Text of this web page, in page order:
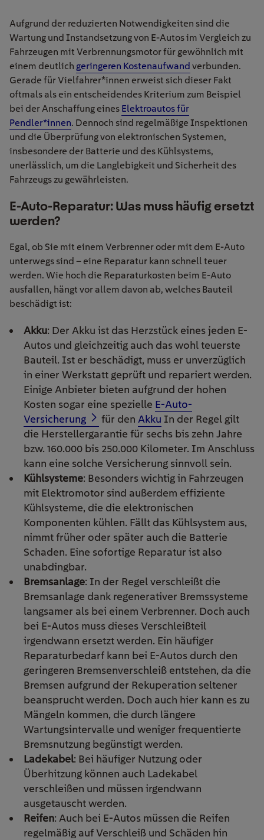
Aufgrund der reduzierten Notwendigkeiten sind die
Wartung und Instandsetzung von E-Autos im Vergleich zu
Fahrzeugen mit Verbrennungsmotor für gewöhnlich mit
einem deutlich geringeren Kostenaufwand verbunden.
Gerade für Vielfahrer*innen erweist sich dieser Fakt
oftmals als ein entscheidendes Kriterium zum Beispiel
bei der Anschaffung eines Elektroautos für
Pendler*innen. Dennoch sind regelmäßige Inspektionen
und die Überprüfung von elektronischen Systemen,
insbesondere der Batterie und des Kühlsystems,
unerlässlich, um die Langlebigkeit und Sicherheit des
Fahrzeugs zu gewährleisten.
E-Auto-Reparatur: Was muss häufig ersetzt
werden?
Egal, ob Sie mit einem Verbrenner oder mit dem E-Auto
unterwegs sind – eine Reparatur kann schnell teuer
werden. Wie hoch die Reparaturkosten beim E-Auto
ausfallen, hängt vor allem davon ab, welches Bauteil
beschädigt ist:
Akku: Der Akku ist das Herzstück eines jeden E-
Autos und gleichzeitig auch das wohl teuerste
Bauteil. Ist er beschädigt, muss er unverzüglich
in einer Werkstatt geprüft und repariert werden.
Einige Anbieter bieten aufgrund der hohen
Kosten sogar eine spezielle E-Auto-
Versicherung
für den Akku In der Regel gilt
die Herstellergarantie für sechs bis zehn Jahre
bzw. 160.000 bis 250.000 Kilometer. Im Anschluss
kann eine solche Versicherung sinnvoll sein.
Kühlsysteme: Besonders wichtig in Fahrzeugen
mit Elektromotor sind außerdem effiziente
Kühlsysteme, die die elektronischen
Komponenten kühlen. Fällt das Kühlsystem aus,
nimmt früher oder später auch die Batterie
Schaden. Eine sofortige Reparatur ist also
unabdingbar.
Bremsanlage: In der Regel verschleißt die
Bremsanlage dank regenerativer Bremssysteme
langsamer als bei einem Verbrenner. Doch auch
bei E-Autos muss dieses Verschleißteil
irgendwann ersetzt werden. Ein häufiger
Reparaturbedarf kann bei E-Autos durch den
geringeren Bremsenverschleiß entstehen, da die
Bremsen aufgrund der Rekuperation seltener
beansprucht werden. Doch auch hier kann es zu
Mängeln kommen, die durch längere
Wartungsintervalle und weniger frequentierte
Bremsnutzung begünstigt werden.
Ladekabel: Bei häufiger Nutzung oder
Überhitzung können auch Ladekabel
verschleißen und müssen irgendwann
ausgetauscht werden.
Reifen: Auch bei E-Autos müssen die Reifen
regelmäßig auf Verschleiß und Schäden hin